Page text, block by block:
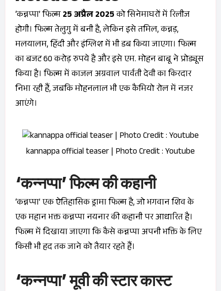
‘कन्नप्पा’ फिल्म25 अप्रैल 2025को सिनेमाघरों में रिलीज
होगी। फिल्म तेलुगु में बनी है, लेकिन इसे तमिल, कन्नड़,
मलयालम, हिंदी और इंग्लिश में भी डब किया जाएगा। फिल्म
का बजट 60 करोड़ रुपये है और इसे एम. मोहन बाबू ने प्रोड्यूस
किया है। फिल्म में काजल अग्रवाल पार्वती देवी का किरदार
निभा रही हैं, जबकि मोहनलाल भी एक कैमियो रोल में नजर
आएंगे।
kannappa official teaser | Photo Credit : Youtube
‘कन्नप्पा’ फिल्म की कहानी
‘कन्नप्पा’ एक ऐतिहासिक ड्रामा फिल्म है, जो भगवान शिव के
एक महान भक्त कन्नप्पा नयनार की कहानी पर आधारित है।
फिल्म में दिखाया जाएगा कि कैसे कन्नप्पा अपनी भक्ति के लिए
किसी भी हद तक जाने को तैयार रहते हैं।
‘कन्नप्पा’ मूवी की स्टार कास्ट